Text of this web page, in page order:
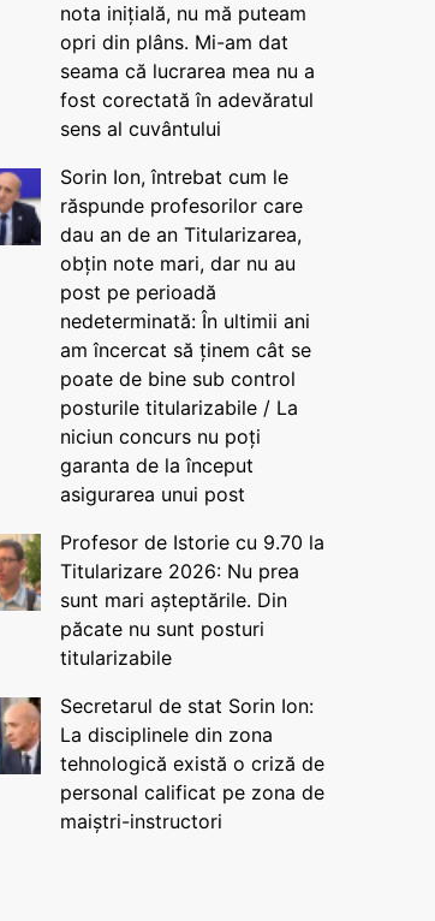
nota inițială, nu mă puteam
opri din plâns. Mi-am dat
seama că lucrarea mea nu a
fost corectată în adevăratul
sens al cuvântului
Sorin Ion, întrebat cum le
răspunde profesorilor care
dau an de an Titularizarea,
obțin note mari, dar nu au
post pe perioadă
nedeterminată: În ultimii ani
am încercat să ținem cât se
poate de bine sub control
posturile titularizabile / La
niciun concurs nu poți
garanta de la început
asigurarea unui post
Profesor de Istorie cu 9.70 la
Titularizare 2026: Nu prea
sunt mari așteptările. Din
păcate nu sunt posturi
titularizabile
Secretarul de stat Sorin Ion:
La disciplinele din zona
tehnologică există o criză de
personal calificat pe zona de
maiștri-instructori